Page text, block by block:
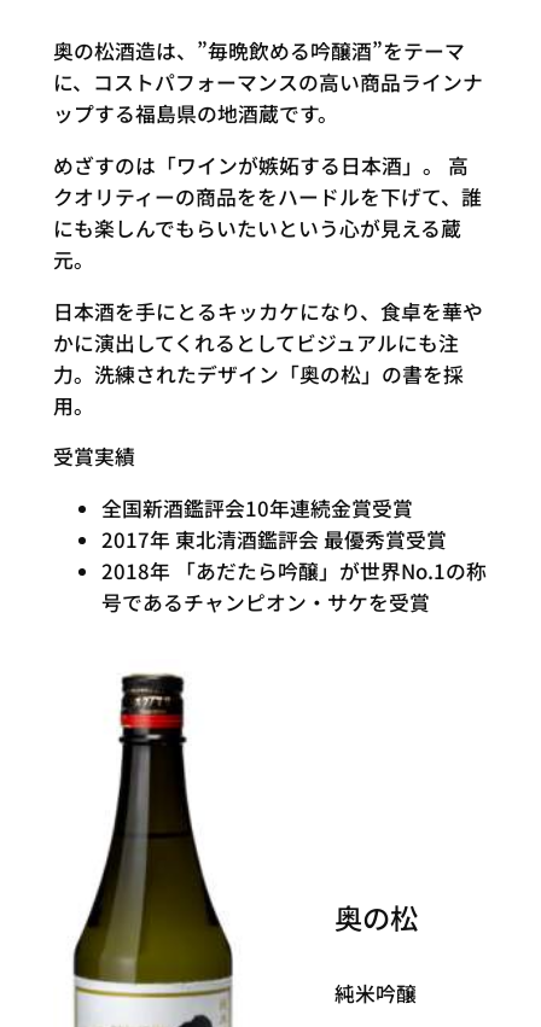
奥の松酒造は、”毎晩飲める吟醸酒”をテーマ
に、コストパフォーマンスの高い商品ラインナ
ップする福島県の地酒蔵です。
めざすのは「ワインが嫉妬する日本酒」。 高
クオリティーの商品ををハードルを下げて、誰
にも楽しんでもらいたいという心が見える蔵
元。
日本酒を手にとるキッカケになり、食卓を華や
かに演出してくれるとしてビジュアルにも注
力。洗練されたデザイン「奥の松」の書を採
用。
受賞実績
全国新酒鑑評会10年連続金賞受賞
2017年 東北清酒鑑評会 最優秀賞受賞
2018年 「あだたら吟醸」が世界No.1の称
号であるチャンピオン・サケを受賞
奥の松
純米吟醸